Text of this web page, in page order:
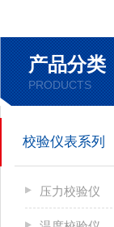
产品分类
PRODUCTS
校验仪表系列
压力校验仪